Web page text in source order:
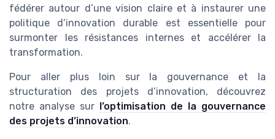
fédérer autour d’une vision claire et à instaurer une
politique d’innovation durable est essentielle pour
surmonter les résistances internes et accélérer la
transformation.
Pour aller plus loin sur la gouvernance et la
structuration des projets d’innovation, découvrez
notre analyse sur l’optimisation de la gouvernance
des projets d’innovation.